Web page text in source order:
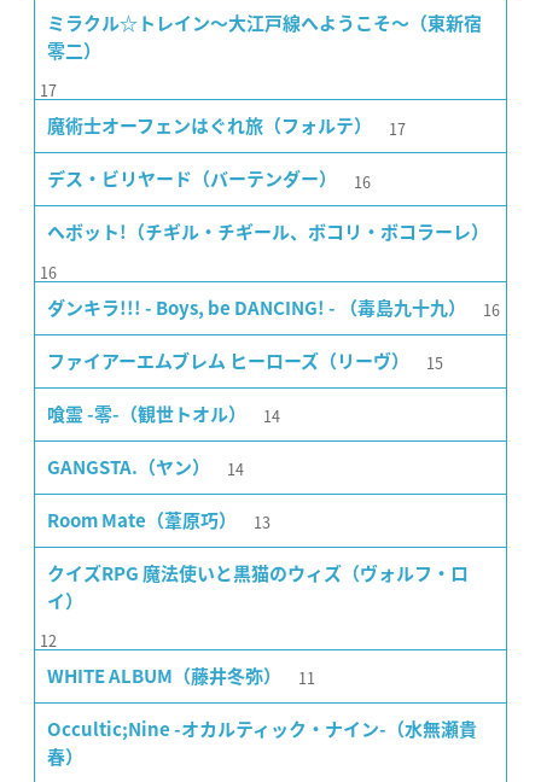
ミラクル☆トレイン〜大江戸線へようこそ〜（東新宿
零二）
17
魔術士オーフェンはぐれ旅（フォルテ） 17
デス・ビリヤード（バーテンダー） 16
ヘボット!（チギル・チギール、ボコリ・ボコラーレ）
16
ダンキラ!!! - Boys, be DANCING! - （毒島九十九） 16
ファイアーエムブレム ヒーローズ（リーヴ） 15
喰霊 -零-（観世トオル） 14
GANGSTA.（ヤン） 14
Room Mate（葦原巧） 13
クイズRPG 魔法使いと黒猫のウィズ（ヴォルフ・ロ
イ）
12
WHITE ALBUM（藤井冬弥） 11
Occultic;Nine -オカルティック・ナイン-（水無瀬貴
春）